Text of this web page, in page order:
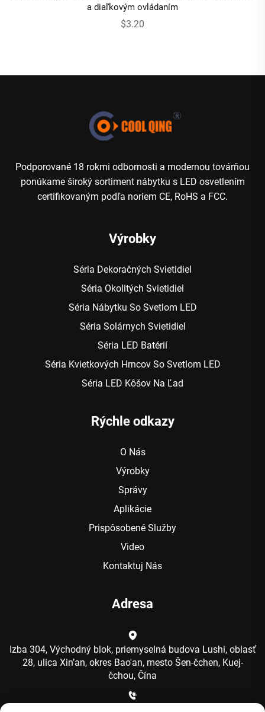
a diaľkovým ovládaním
$3.20
Podporované 18 rokmi odbornosti a modernou továrňou
ponúkame široký sortiment nábytku s LED osvetlením
certifikovaným podľa noriem CE, RoHS a FCC.
Výrobky
Séria Dekoračných Svietidiel
Séria Okolitých Svietidiel
Séria Nábytku So Svetlom LED
Séria Solárnych Svietidiel
Séria LED Batérií
Séria Kvietkových Hrncov So Svetlom LED
Séria LED Kôšov Na Ľad
Rýchle odkazy
O Nás
Výrobky
Správy
Aplikácie
Prispôsobené Služby
Video
Kontaktuj Nás
Adresa
Izba 304, Východný blok, priemyselná budova Lushi, oblasť
28, ulica Xin’an, okres Bao'an, mesto Šen-čchen, Kuej-
čchou, Čína